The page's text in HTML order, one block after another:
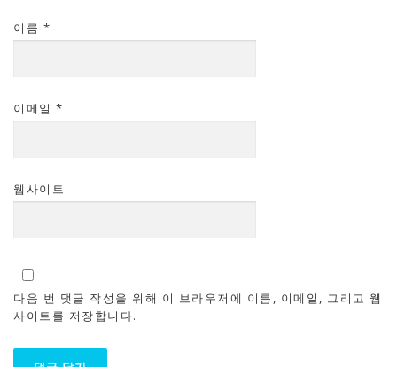
이름 *
이메일 *
웹사이트
다음 번 댓글 작성을 위해 이 브라우저에 이름, 이메일, 그리고 웹
사이트를 저장합니다.